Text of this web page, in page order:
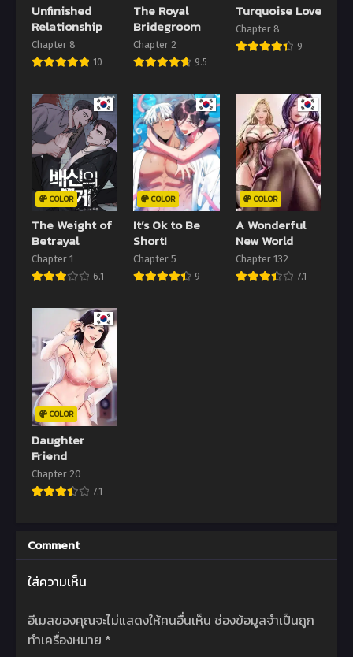
Unfinished
Relationship
Chapter 8
10
The Royal
Bridegroom
Chapter 2
9.5
Turquoise Love
Chapter 8
9
COLOR
The Weight of
Betrayal
Chapter 1
6.1
COLOR
It’s Ok to Be
Short!
Chapter 5
9
COLOR
A Wonderful
New World
Chapter 132
7.1
COLOR
Daughter
Friend
Chapter 20
7.1
Comment
ใส่ความเห็น
อีเมลของคุณจะไม่แสดงให้คนอื่นเห็น ช่องข้อมูลจำเป็นถูก
ทำเครื่องหมาย *